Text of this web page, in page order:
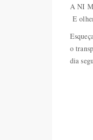
A NI
E
o
dia